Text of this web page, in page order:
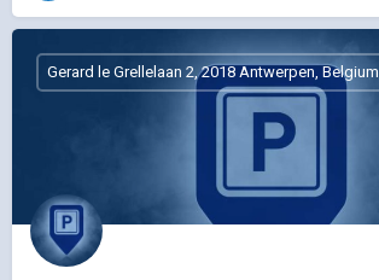
Gerard le Grellelaan 2, 2018 Antwerpen, Belgium